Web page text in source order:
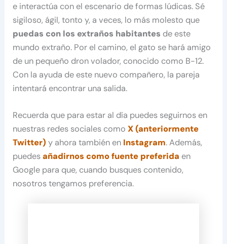
e interactúa con el escenario de formas lúdicas. Sé
sigiloso, ágil, tonto y, a veces, lo más molesto que
puedas con los extraños habitantes de este
mundo extraño. Por el camino, el gato se hará amigo
de un pequeño dron volador, conocido como B-12.
Con la ayuda de este nuevo compañero, la pareja
intentará encontrar una salida.
Recuerda que para estar al día puedes seguirnos en
nuestras redes sociales comoX (anteriormente
Twitter) y ahora también en Instagram. Además,
puedesañadirnos como fuente preferida en
Google para que, cuando busques contenido,
nosotros tengamos preferencia.